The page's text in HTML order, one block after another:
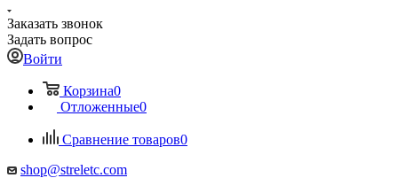
Заказать звонок
Задать вопрос
Войти
Корзина0
Отложенные0
Сравнение товаров0
shop@streletc.com